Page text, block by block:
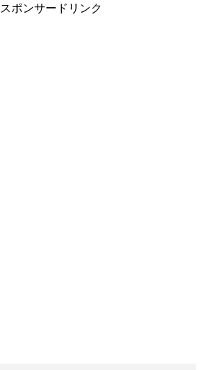
スポンサードリンク